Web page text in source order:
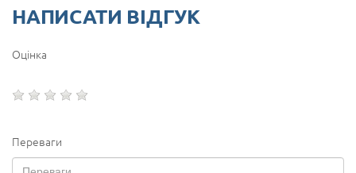
НАПИСАТИ ВІДГУК
Оцінка
Переваги